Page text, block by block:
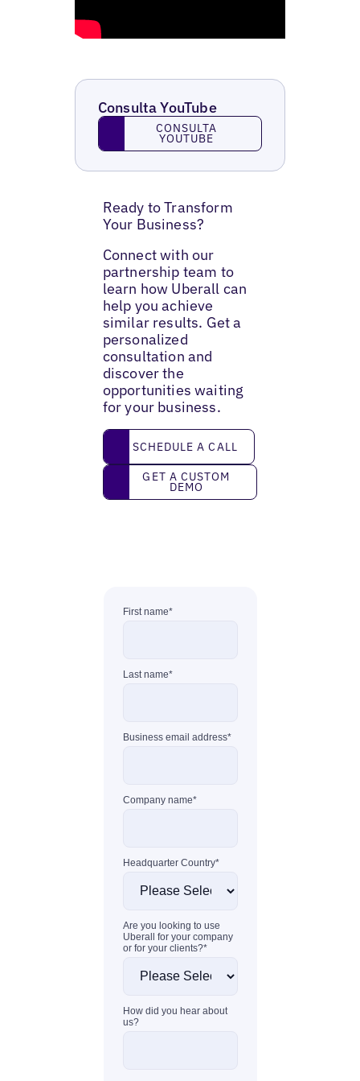
Consulta YouTube
Consulta YouTube
CONSULTA
YOUTUBE
Ready to Transform
Your Business?
Connect with our
partnership team to
learn how Uberall can
help you achieve
similar results. Get a
personalized
consultation and
discover the
opportunities waiting
for your business.
Schedule a call
SCHEDULE A CALL
Get a custom demo
GET A CUSTOM
DEMO